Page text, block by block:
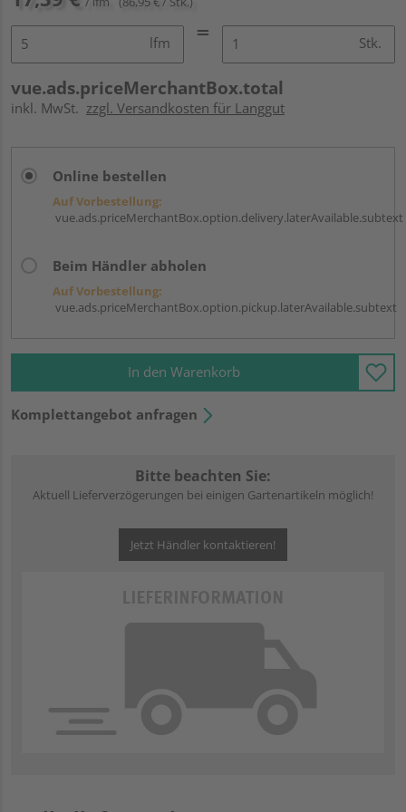
lfm Stk.
vue.ads.priceMerchantBox.total
inkl. MwSt. zzgl. Versandkosten für Langgut
Online bestellen
Auf Vorbestellung:
vue.ads.priceMerchantBox.option.delivery.laterAvailable.subtext
Beim Händler abholen
Auf Vorbestellung:
vue.ads.priceMerchantBox.option.pickup.laterAvailable.subtext
In den Warenkorb
Komplettangebot anfragen
Bitte beachten Sie:
Aktuell Lieferverzögerungen bei einigen Gartenartikeln möglich!
Jetzt Händler kontaktieren!